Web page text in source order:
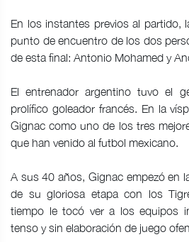
En los instantes previos al partido,
punto de encuentro de los dos
de esta final: Antonio Mohamed y
El entrenador argentino tuvo el
prolífico goleador francés. En la
Gignac como uno de los tres
que han venido al futbol mexicano.
A sus 40 años, Gignac empezó en
de su gloriosa etapa con los
tiempo le tocó ver a los equipos
tenso y sin elaboración de juego